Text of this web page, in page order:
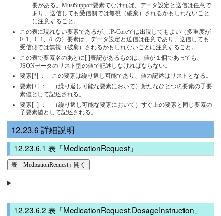
要がある。MustSupport要素でなければ、データ設定と送信は任意で
あり、送信しても受信側では無視（破棄）されるかもしれないこと
に注意すること。
この表に現れない要素であるが、JP-Coreでは出現してもよい（多重度が
0..1、0..1、0..の）要素は、データ設定と送信は任意であり、送信しても
受信側では無視（破棄）されるかもしれないことに注意すること。
この表で要素名のあとに[ ]表記があるものは、値が１個であっても、
JSONデータのリスト型の値で記述しなければならない。
要素[*] ： この要素は繰り返し可能であり、値の記述はリストとなる。
要素[+] ： （繰り返し可能な要素において）新たなひとつの要素の子要
素値として記述される。
要素[=] ： （繰り返し可能な要素において）すぐ上の要素と同じ要素の
子要素値として記述される。
詳細説明
表「MedicationRequest」
表「MedicationRequest」開く
表「MedicationRequest.DosageInstruction」